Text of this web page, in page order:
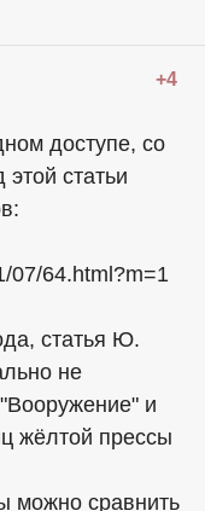
+4
доступе, со
статьи
07/64.html?m=1
статья Ю.
не
и
жёлтой прессы
можно сравнить